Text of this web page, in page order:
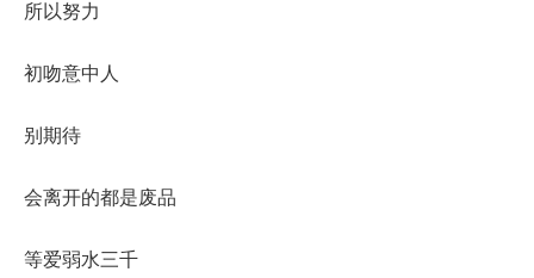
所以努力
初吻意中人
别期待
会离开的都是废品
等爱弱水三千